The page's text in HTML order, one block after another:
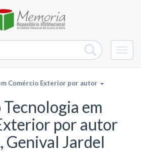
Comércio Exterior por autor
em
por autor
Genival Jardel